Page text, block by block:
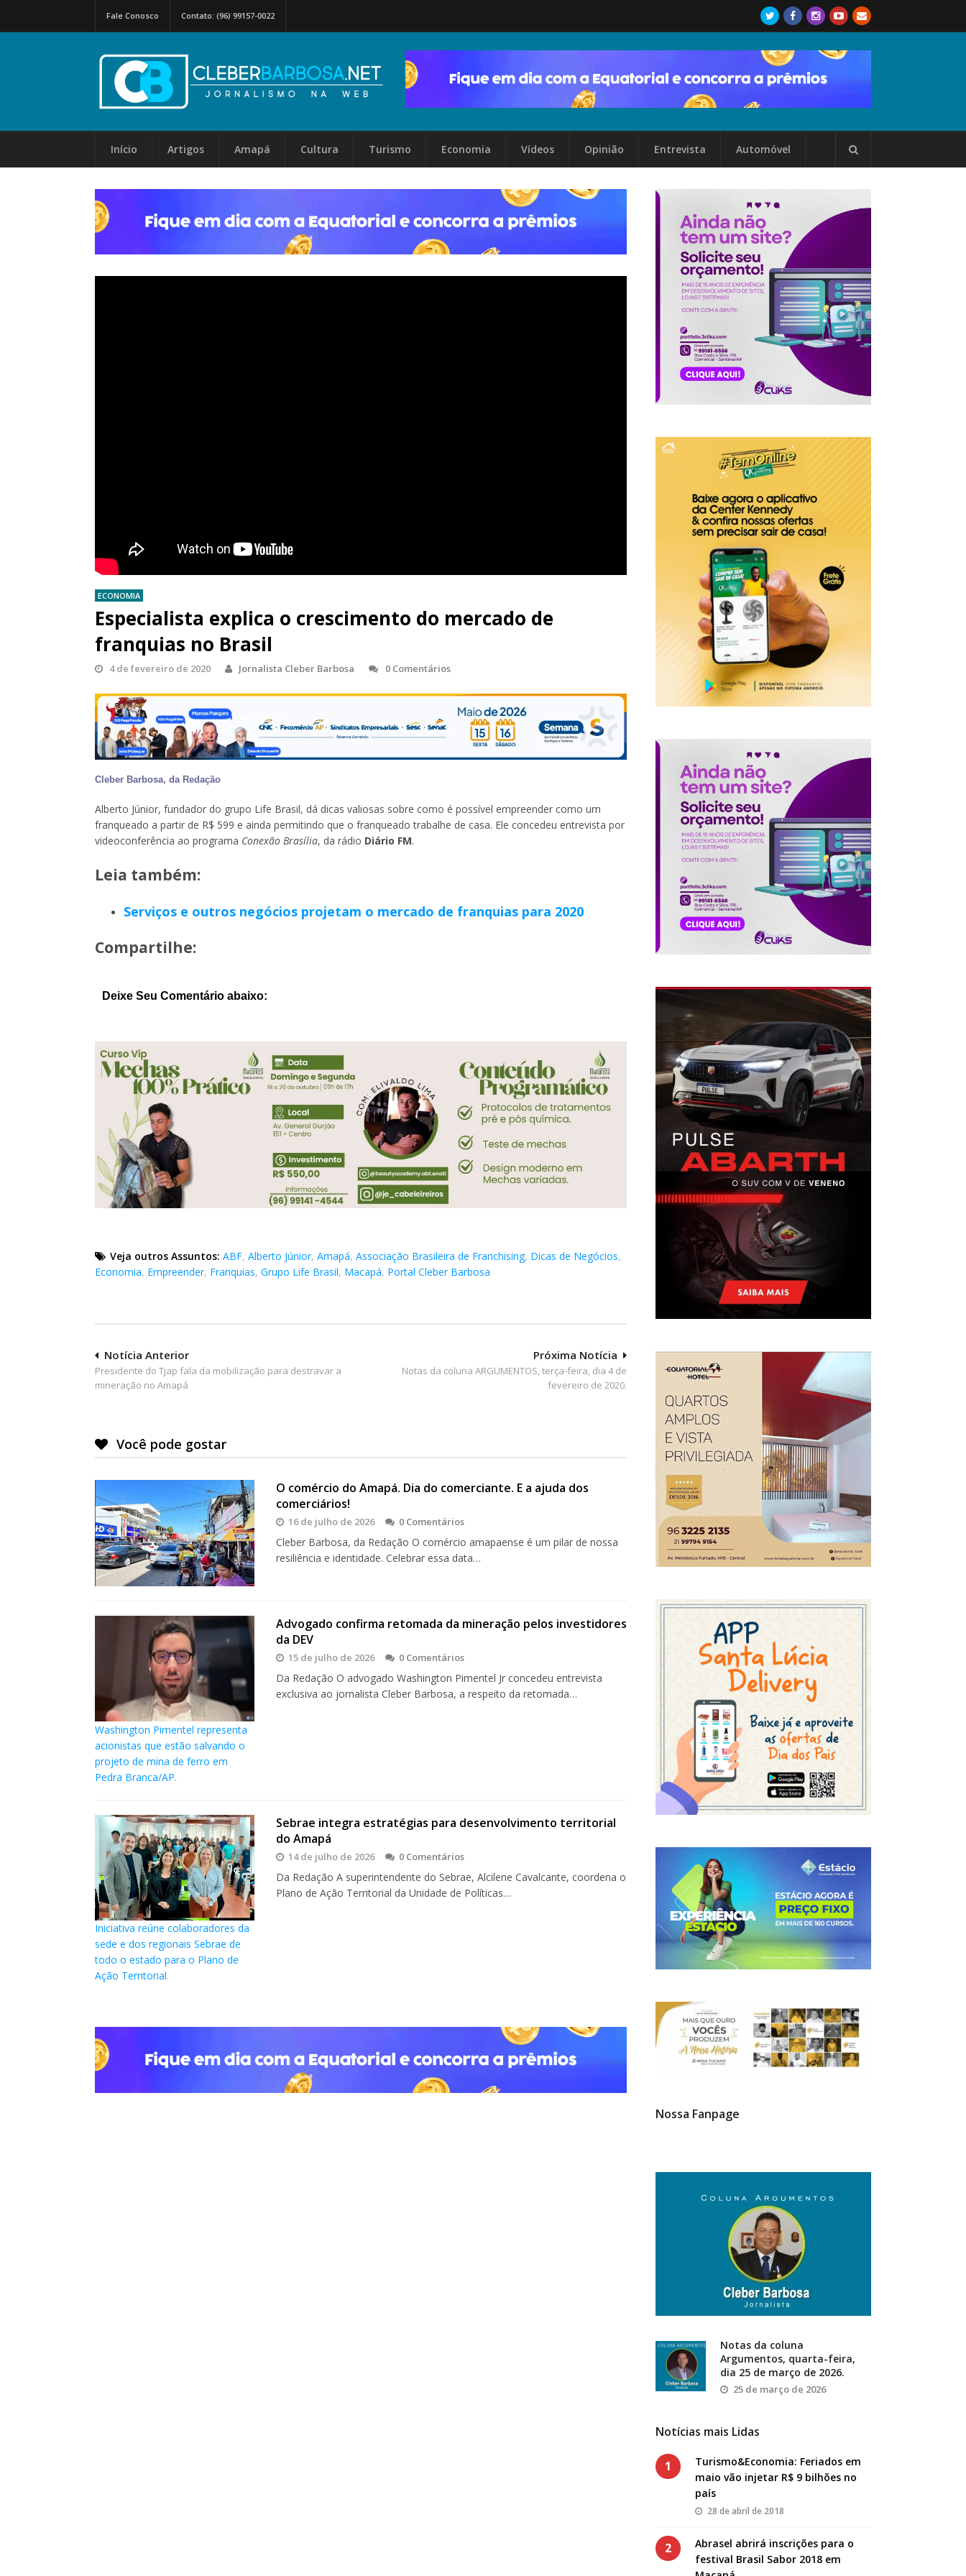
Fale Conosco Contato: (96) 99157-0022
Início Artigos Amapá Cultura Turismo Economia Vídeos Opinião Entrevista Automóvel
ECONOMIA
Especialista explica o crescimento do mercado de
franquias no Brasil
4 de fevereiro de 2020 Jornalista Cleber Barbosa 0 Comentários
Cleber Barbosa, da Redação
Alberto Júnior, fundador do grupo Life Brasil, dá dicas valiosas sobre como é possível empreender como um
franqueado a partir de R$ 599 e ainda permitindo que o franqueado trabalhe de casa. Ele concedeu entrevista por
videoconferência ao programa Conexão Brasília, da rádio Diário FM.
Leia também:
Serviços e outros negócios projetam o mercado de franquias para 2020
Compartilhe:
Deixe Seu Comentário abaixo:
Veja outros Assuntos: ABF, Alberto Júnior, Amapá, Associação Brasileira de Franchising, Dicas de Negócios,
Economia, Empreender, Franquias, Grupo Life Brasil, Macapá, Portal Cleber Barbosa
Navegação
de
Próxima Notícia
Notas da coluna ARGUMENTOS, terça-feira, dia 4 de
fevereiro de 2020.
Notícia Anterior
Presidente do Tjap fala da mobilização para destravar a
mineração no Amapá
Você pode gostar
O comércio do Amapá. Dia do comerciante. E a ajuda dos
comerciários!
16 de julho de 2026 0 Comentários
Cleber Barbosa, da Redação O comércio amapaense é um pilar de nossa
resiliência e identidade. Celebrar essa data…
Washington Pimentel representa
acionistas que estão salvando o
projeto de mina de ferro em
Pedra Branca/AP.
Advogado confirma retomada da mineração pelos investidores
da DEV
15 de julho de 2026 0 Comentários
Da Redação O advogado Washington Pimentel Jr concedeu entrevista
exclusiva ao jornalista Cleber Barbosa, a respeito da retomada…
Iniciativa reúne colaboradores da
sede e dos regionais Sebrae de
todo o estado para o Plano de
Ação Territorial.
Sebrae integra estratégias para desenvolvimento territorial
do Amapá
14 de julho de 2026 0 Comentários
Da Redação A superintendente do Sebrae, Alcilene Cavalcante, coordena o
Plano de Ação Territorial da Unidade de Políticas…
Nossa Fanpage
Notas da coluna
Argumentos, quarta-feira,
dia 25 de março de 2026.
25 de março de 2026
Notícias mais Lidas
1
Turismo&Economia: Feriados em
maio vão injetar R$ 9 bilhões no
país
28 de abril de 2018
2
Abrasel abrirá inscrições para o
festival Brasil Sabor 2018 em